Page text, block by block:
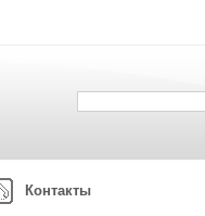
Контакты